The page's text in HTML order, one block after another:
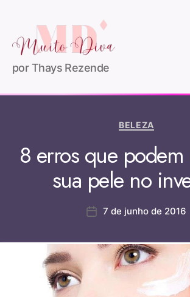
por Thays Rezende
BELEZA
8 erros que
sua pele no
7 de junho de 2016